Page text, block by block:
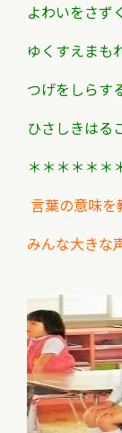
よわいをさ
ゆくすえま
つげをしら
ひさしきは
＊＊＊＊＊＊
言葉の意味を
みんな大きな